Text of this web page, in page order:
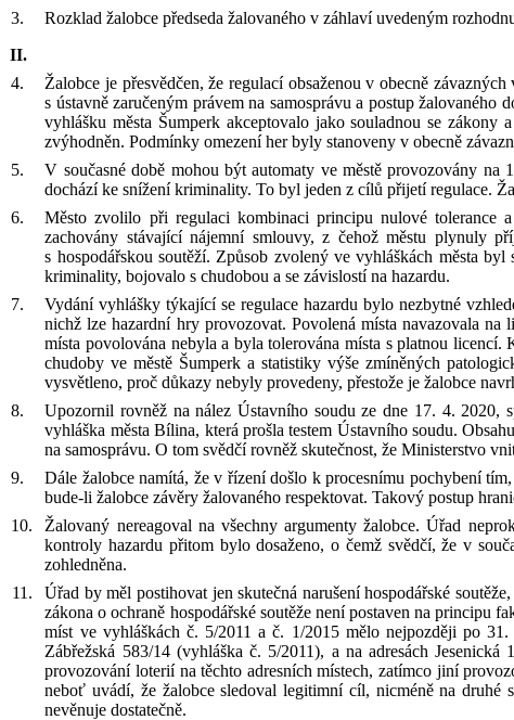
Rozklad žalobce předseda žalovanéhov záhlaví uvedeným
Žalobce je přesvědčen, že regulací obsaženou v obecně
s ústavně zaručeným právem na samosprávu a postup
vyhlášku města Šumperk akceptovalo jako souladnou se zákony
zvýhodněn. Podmínky omezení her byly stanoveny v obecně
V současné době mohou být automaty ve městě provozovány na
dochází ke snížení kriminality. To byl jeden z cílů přijetí regulace.
Město zvolilo při regulaci kombinaci principu nulové tolerance
zachovány stávající nájemní smlouvy, z čehož městu plynuly
s hospodářskou soutěží. Způsob zvolený ve vyhláškách města byl
kriminality, bojovalo s chudobou a se závislostí na hazardu.
Vydání vyhlášky týkající se regulace hazardu bylo nezbytné
nichž lze hazardní hry provozovat. Povolená místa navazovala
místa povolována nebyla a byla tolerována místa s platnou licencí.
chudoby ve městě Šumperk a statistiky výše zmíněných
vysvětleno, proč důkazy nebyly provedeny, přestože je žalobce
Upozornil rovněž na nález Ústavního soudu ze dne 17. 4.
vyhláška města Bílina, která prošla testem Ústavního soudu.
na samosprávu. O tom svědčí rovněž skutečnost, že Ministerstvo
Dále žalobce namítá, že v řízení došlo k procesnímu pochybení
bude-li žalobce závěry žalovaného respektovat. Takový postup
Žalovaný nereagoval na všechny argumenty žalobce. Úřad
kontroly hazardu přitom bylo dosaženo, o čemž svědčí, že v
zohledněna.
Úřad by měl postihovat jen skutečná narušení hospodářské
zákona o ochraně hospodářské soutěže není postaven na principu
míst ve vyhláškách č. 5/2011 a č. 1/2015 mělo nejpozději po
Zábřežská 583/14 (vyhláška č. 5/2011), a na adresách Jesenická
provozování loterií na těchto adresních místech, zatímco jiní
neboť uvádí, že žalobce sledoval legitimní cíl, nicméně na druhé
nevěnuje dostatečně.